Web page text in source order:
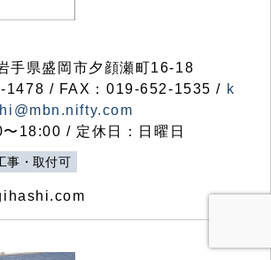
県盛岡市夕顔瀬町16-18
1478 / FAX：019-652-1535 / k
18:00 / 定休日：日曜日
事・取付可